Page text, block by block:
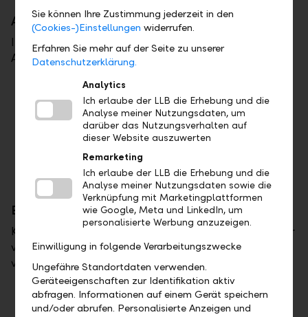
Aktien sind zu teuer.
In den letzten Jahren war die Performance von
Aktien mehrheitlich sehr gut.
Aktien sind zwar nicht mehr billig, die
Dividendenrendite ist aber immer noch
attraktiv und bedeutend höher als die
Renditen von Obligationen.
Ein langfristig orientierter Investor braucht
Aktien als Performancetreiber im Portfolio.
Es steht uns eine Finanzkrise bevor.
Krisen an den Finanzmärkten kommen immer wieder
vor. Sie können unterschiedliche Auslöser haben. In
vielen Fällen lassen sie sich nicht prognostizieren.
Wer Angst hat, sollte generell nicht
investieren. Er muss dann allerdings damit
Sie können Ihre Zustimmung jederzeit in den
(Cookies-)Einstellungen widerrufen.
Erfahren Sie mehr auf der Seite zu unserer
Datenschutzerklärung.
Analytics
Ich erlaube der LLB die Erhebung und die
Analyse meiner Nutzungsdaten, um
darüber das Nutzungsverhalten auf
dieser Website auszuwerten
Remarketing
Ich erlaube der LLB die Erhebung und die
Analyse meiner Nutzungsdaten sowie die
Verknüpfung mit Marketingplattformen
wie Google, Meta und LinkedIn, um
personalisierte Werbung anzuzeigen.
Einwilligung in folgende Verarbeitungszwecke
Ungefähre Standortdaten verwenden.
Geräteeigenschaften zur Identifikation aktiv
abfragen. Informationen auf einem Gerät speichern
und/oder abrufen. Personalisierte Anzeigen und